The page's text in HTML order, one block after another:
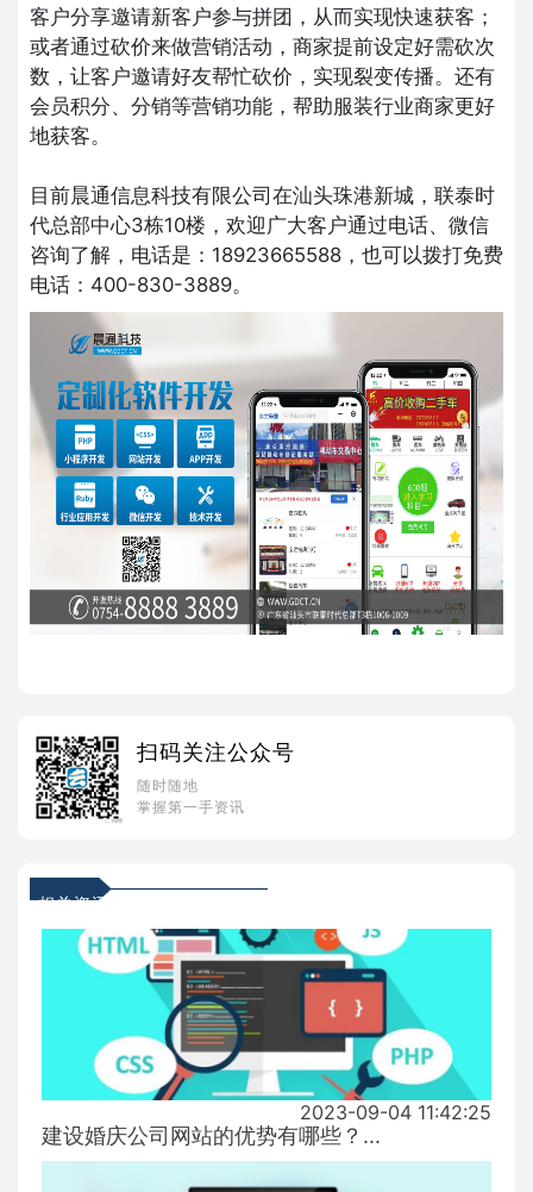
客户分享邀请新客户参与拼团，从而实现快速获客；
或者通过砍价来做营销活动，商家提前设定好需砍次
数，让客户邀请好友帮忙砍价，实现裂变传播。还有
会员积分、分销等营销功能，帮助服装行业商家更好
地获客。
目前晨通信息科技有限公司在汕头珠港新城，联泰时
代总部中心3栋10楼，欢迎广大客户通过电话、微信
咨询了解，电话是：18923665588，也可以拨打免费
电话：400-830-3889。
扫码关注公众号
随时随地
掌握第一手资讯
相关资讯
2023-09-04 11:42:25
建设婚庆公司网站的优势有哪些？...